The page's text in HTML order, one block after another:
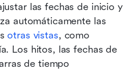
las fechas de inicio y
automáticamente las
otras vistas, como
Los hitos, las fechas de
de tiempo